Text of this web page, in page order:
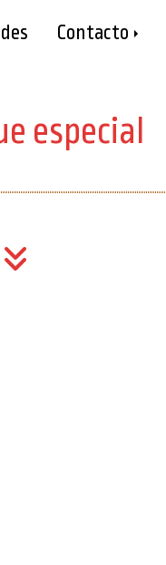
Contacto
especial